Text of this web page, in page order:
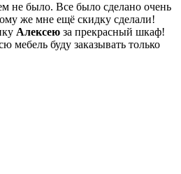
не было. Все было сделано очень
же мне ещё скидку сделали!
Алексею за прекрасный шкаф!
мебель буду заказывать только